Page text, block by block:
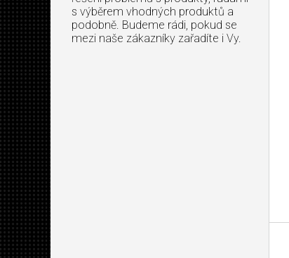
s výběrem vhodných produktů a
podobně. Budeme rádi, pokud se
mezi naše zákazníky zařadíte i Vy.